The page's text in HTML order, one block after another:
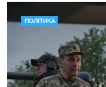
ПОЛІТИКА